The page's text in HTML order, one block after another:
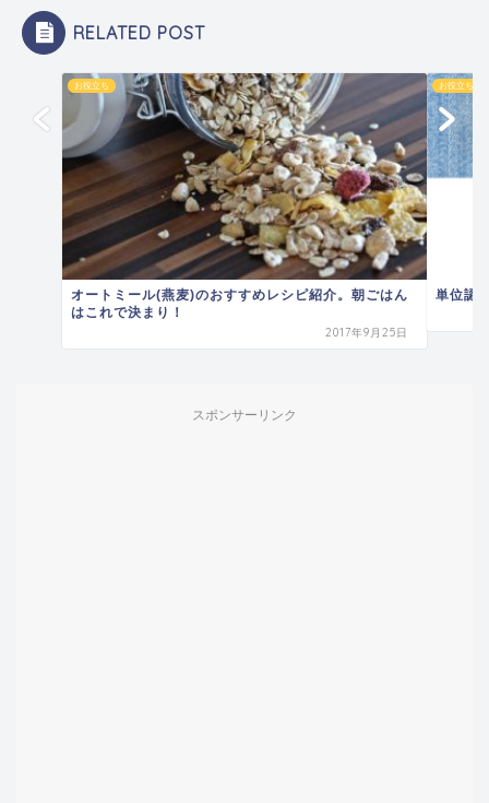
RELATED POST
お役立ち
オートミール(燕麦)のおすすめレシピ紹介。朝ごはん
はこれで決まり！
2017年9月25日
お役立ち
単位認
スポンサーリンク